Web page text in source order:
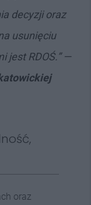
decyzji oraz
usunięciu
jest RDOŚ.” —
oraz